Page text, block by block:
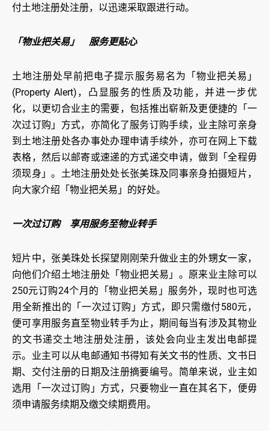
付土地注册处注册，以迅速采取跟进行动。
「物业把关易」 服务更贴心
土地注册处早前把电子提示服务易名为「物业把关易」
(Property Alert)，凸显服务的性质及功能，并进一步优
化，以更切合业主的需要，包括推出崭新及更便捷的「一
次过订购」方式，亦简化了服务订购手续，业主除可亲身
到土地注册处各办事处办理申请手续外，亦可在网上下载
表格，然后以邮寄或速递的方式递交申请，做到「全程毋
须现身」。土地注册处处长张美珠及同事亲身拍摄短片，
向大家介绍「物业把关易」的好处。
一次过订购 享用服务至物业转手
短片中，张美珠处长探望刚刚荣升做业主的外甥女一家，
向他们介绍土地注册处「物业把关易」。原来业主除可以
250元订购24个月的「物业把关易」服务外，现时也可选
用全新推出的「一次过订购」方式，即只需缴付580元，
便可享用服务直至物业转手为止，期间每当有涉及其物业
的文书递交土地注册处注册，该处会向业主发出电邮提
示。业主可以从电邮通知书得知有关文书的性质、文书日
期、交付注册的日期及注册摘要编号。简单来说，业主如
选用「一次过订购」方式，只要物业一直在其名下，便毋
须申请服务续期及缴交续期费用。